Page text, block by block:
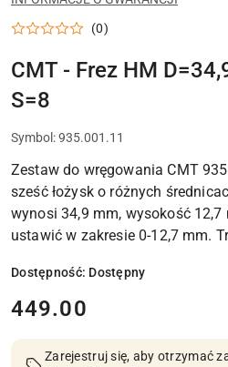
(0)
CMT - Frez HM
S=8
Symbol:935.001.11
Zestaw do wręgowania CMT
sześć łożysk o różnych
wynosi 34,9 mm, wysokość 12,7
ustawić w zakresie 0-12,7 mm.
Dostępność: Dostępny
cena:
449.00
Zarejestruj się, aby otrzymać